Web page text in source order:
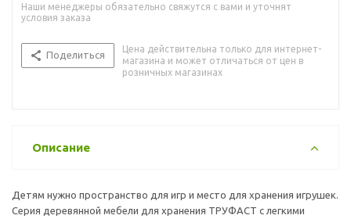
Наши менеджеры обязательно свяжутся с вами и уточнят
условия заказа
Поделиться
Цена действительна только для интернет-
магазина и может отличаться от цен в
розничных магазинах
Описание
Детям нужно пространство для игр и место для хранения игрушек.
Серия деревянной мебели для хранения ТРУФАСТ с легкими